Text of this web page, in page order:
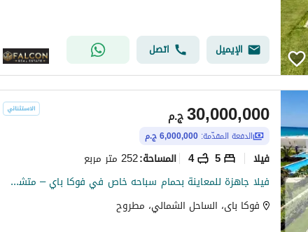
الإيميل اتصل
ج.م30,000,000
الدفعة المقدّمة: 6,000,000 ج.م
فیلا 5
4 المساحة:252 متر مربع
فيلا جاهزة للمعاينة بحمام سباحه خاص في فوكا باي – متشطبة بالكامل وعلى الفيو • نوع الوحدة: فيلا • المساحة: 252 م² • الموقع: فوكا باي – الساحل الشمالي • الحالة: جاهزة للمعاينة • التشطيب: متشطبة بالكامل مميزات المشروع: موقع مميز بإطلالة رائعة على الفيو ت
فوكا باى، الساحل الشمالي، مطروح